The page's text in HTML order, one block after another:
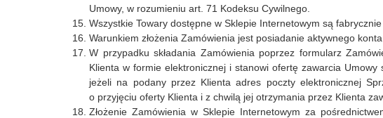
Umowy, w rozumieniu art. 71 Kodeksu Cywilnego.
Wszystkie Towary dostępne w Sklepie Internetowym są
Warunkiem złożenia Zamówienia jest posiadanie aktywnego
W przypadku składania Zamówienia poprzez formularz
Klienta w formie elektronicznej i stanowi ofertę zawarcia
jeżeli na podany przez Klienta adres poczty elektronicznej
o przyjęciu oferty Klienta i z chwilą jej otrzymania przez Klienta
Złożenie Zamówienia w Sklepie Internetowym za